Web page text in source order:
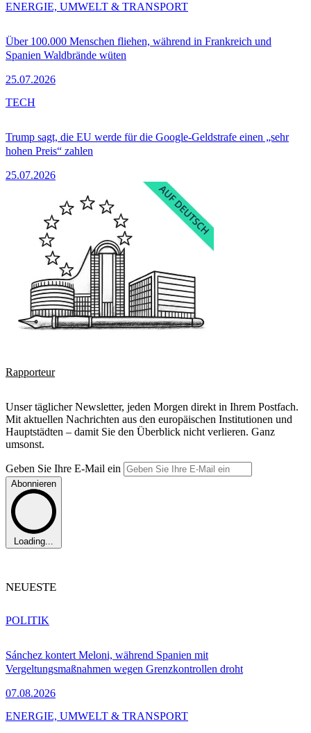
Über 100.000 Menschen fliehen, während in Frankreich und
Spanien Waldbrände wüten
25.07.2026
ENERGIE, UMWELT & TRANSPORT
Trump sagt, die EU werde für die Google-Geldstrafe einen „sehr
hohen Preis“ zahlen
25.07.2026
TECH
Rapporteur
Unser täglicher Newsletter, jeden Morgen direkt in Ihrem Postfach.
Mit aktuellen Nachrichten aus den europäischen Institutionen und
Hauptstädten – damit Sie den Überblick nicht verlieren. Ganz
umsonst.
Geben Sie Ihre E-Mail ein
Abonnieren
Loading...
NEUESTE
Sánchez kontert Meloni, während Spanien mit
Vergeltungsmaßnahmen wegen Grenzkontrollen droht
07.08.2026
POLITIK
ENERGIE, UMWELT & TRANSPORT